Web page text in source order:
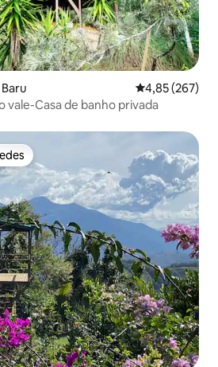
4,85 de uma
4,85 (267)
vale-Casa de banho privada
dos hóspedes